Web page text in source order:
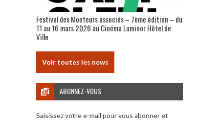
Festival des Monteurs associés – 7ème édition – du
11 au 16 mars 2026 au Cinéma Luminor Hôtel de
Ville
Voir toutes les news
ABONNEZ-VOUS
Saisissez votre e-mail pour vous abonner et